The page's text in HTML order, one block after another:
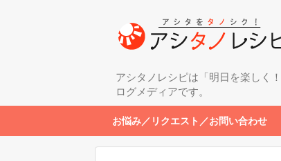
アシタノレシピは「明日を楽しく
ログメディアです。
お悩み／リクエスト／お問い合わせ